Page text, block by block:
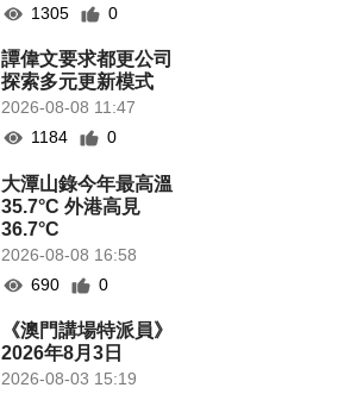
1305
0
譚偉文要求都更公司
探索多元更新模式
2026-08-08 11:47
1184
0
大潭山錄今年最高溫
35.7°C 外港高見
36.7°C
2026-08-08 16:58
690
0
《澳門講場特派員》
2026年8月3日
2026-08-03 15:19